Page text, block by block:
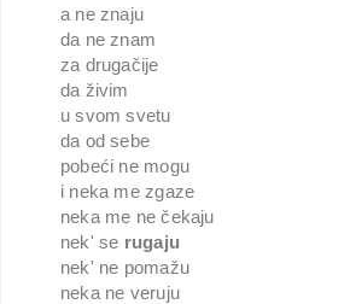
a ne znaju
da ne znam
za drugačije
da živim
u svom svetu
da od sebe
pobeći ne mogu
i neka me zgaze
neka me ne čekaju
nek' se rugaju
nek' ne pomažu
neka ne veruju